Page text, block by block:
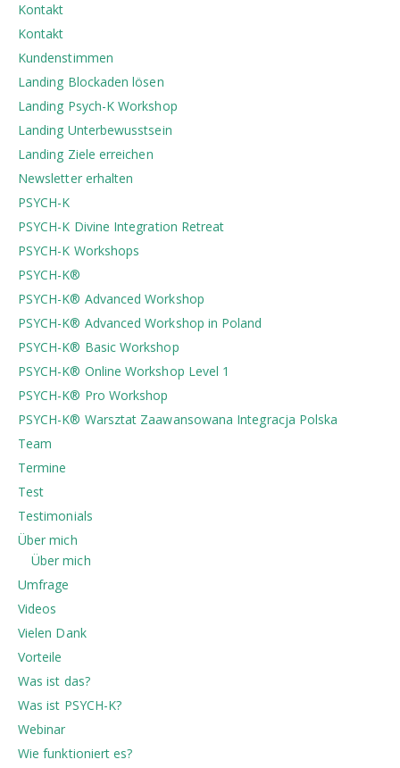
Kontakt
Kontakt
Kundenstimmen
Landing Blockaden lösen
Landing Psych-K Workshop
Landing Unterbewusstsein
Landing Ziele erreichen
Newsletter erhalten
PSYCH-K
PSYCH-K Divine Integration Retreat
PSYCH-K Workshops
PSYCH-K®
PSYCH-K® Advanced Workshop
PSYCH-K® Advanced Workshop in Poland
PSYCH-K® Basic Workshop
PSYCH-K® Online Workshop Level 1
PSYCH-K® Pro Workshop
PSYCH-K®️ Warsztat Zaawansowana Integracja Polska
Team
Termine
Test
Testimonials
Über mich
Über mich
Umfrage
Videos
Vielen Dank
Vorteile
Was ist das?
Was ist PSYCH-K?
Webinar
Wie funktioniert es?